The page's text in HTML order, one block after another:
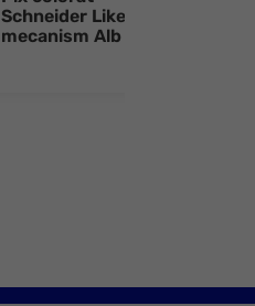
Schneider Like cu
mecanism Alb